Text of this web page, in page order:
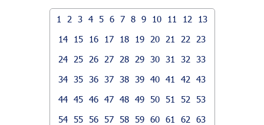
1 2 3 4 5 6 7 8 9 10 11 12
13
14
15 16 17 18 19 20 21 22
23
24
25 26 27 28 29 30 31 32
33
34 35 36 37 38 39 40 41 42
43
44 45 46 47 48 49 50 51 52
53
54 55 56 57 58 59 60 61 62
63